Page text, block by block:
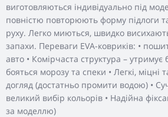
виготовляються індивідуально під
повністю повторюють форму підлоги
руху. Легко миються, швидко
запахи. Переваги EVA-ковриків: •
авто • Комірчаста структура – утримує
бояться морозу та спеки • Легкі, міцні
догляд (достатньо промити водою) •
великий вибір кольорів • Надійна
за моделлю)